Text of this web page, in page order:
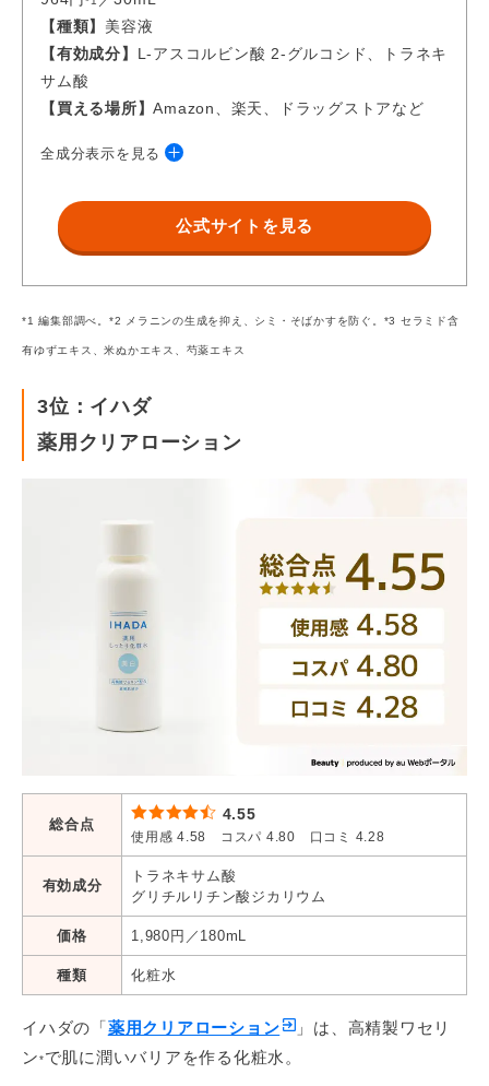
【種類】 美容液​​​​
【有効成分】 L-アスコルビン酸 2-グルコシド、トラネキ
サム酸
【買える場所】Amazon、楽天、ドラッグストアなど
全成分表示を見る
【有効成分】トラネキサム酸、L-アスコルビン酸 2-グル
コシド
【その他の成分】ユズセラミド、米ヌカエキス、シャク
リグリセリン、エタノール、水酸化K、POE硬化ヒマシ
リン酸POE(20)ソルビタン、クエン酸Na、クエン酸、
ピロ亜硫酸Na、デヒドロジクレオソール、フェノキシエ
公式サイトを見る
*1 編集部調べ。*2 メラニンの生成を抑え、シミ・そばかすを防ぐ。*3 セラミド含
有ゆずエキス、米ぬかエキス、芍薬エキス
3位：イハダ
薬用クリアローション
総合点
4.55
使用感 4.58 コスパ 4.80 口コミ 4.28
有効成分
トラネキサム酸
グリチルリチン酸ジカリウム
価格 1,980円／180mL
種類 化粧水
イハダの「薬用クリアローション
」は、高精製ワセリ
ン*で肌に潤いバリアを作る化粧水。